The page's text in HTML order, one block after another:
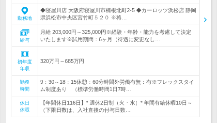
勤務地
◆寝屋川店 大阪府寝屋川市楠根北町2-5 ◆カーロッツ浜松店 静岡
県浜松市中央区宮竹町５２０ ※将…
給与
月給 203,000円～325,000円※経験・年齢・能力を考慮して決定
いたします※試用期間：6ヶ月（待遇に変更なし…
初年度
年収
320万円～685万円
勤務
時間
9：30～18：15休憩：60分時間外労働有無：有※フレックスタイ
ム制度あり （標準労働時間1日7時…
休日
休暇
【年間休日116日】* 週休2日制（火・水）* 年間有給休暇10日～
（下限日数は、入社直後の付与日数…